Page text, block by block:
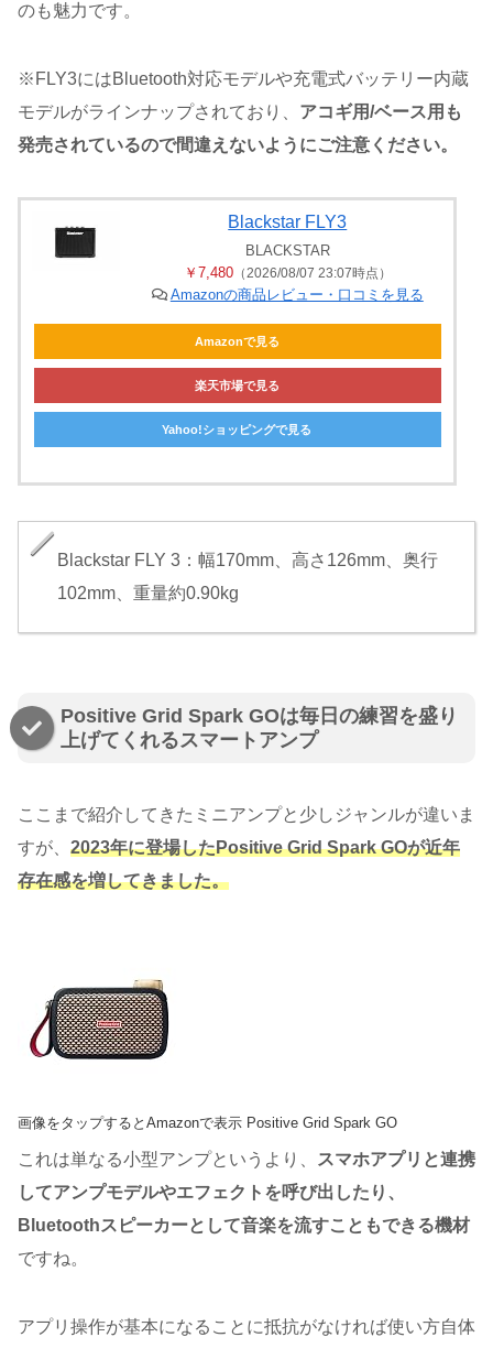
のも魅力です。
※FLY3にはBluetooth対応モデルや充電式バッテリー内蔵
モデルがラインナップされており、 アコギ用/ベース用も
発売されているので間違えないようにご注意ください。
Blackstar FLY3
BLACKSTAR
￥7,480（2026/08/07 23:07時点）
Amazonの商品レビュー・口コミを見る
Amazonで見る
楽天市場で見る
Yahoo!ショッピングで見る
Blackstar FLY 3：幅170mm、高さ126mm、奥行
102mm、重量約0.90kg
Positive Grid Spark GOは毎日の練習を盛り
上げてくれるスマートアンプ
ここまで紹介してきたミニアンプと少しジャンルが違いま
すが、 2023年に登場したPositive Grid Spark GOが近年
存在感を増してきました。
画像をタップするとAmazonで表示 Positive Grid Spark GO
これは単なる小型アンプというより、
スマホアプリと連携
してアンプモデルやエフェクトを呼び出したり、
Bluetoothスピーカーとして音楽を流すこともできる機材
ですね。
アプリ操作が基本になることに抵抗がなければ使い方自体